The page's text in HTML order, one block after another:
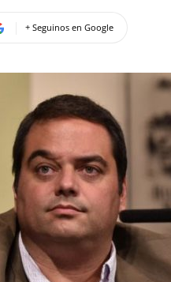
+ Seguinos en Google